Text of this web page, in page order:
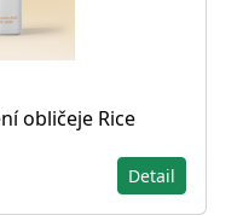
obličeje Rice
Detail